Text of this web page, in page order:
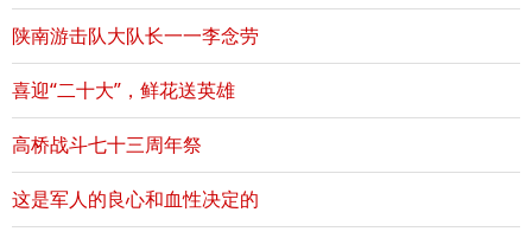
陕南游击队大队长一一李念劳
喜迎“二十大”，鲜花送英雄
高桥战斗七十三周年祭
这是军人的良心和血性决定的